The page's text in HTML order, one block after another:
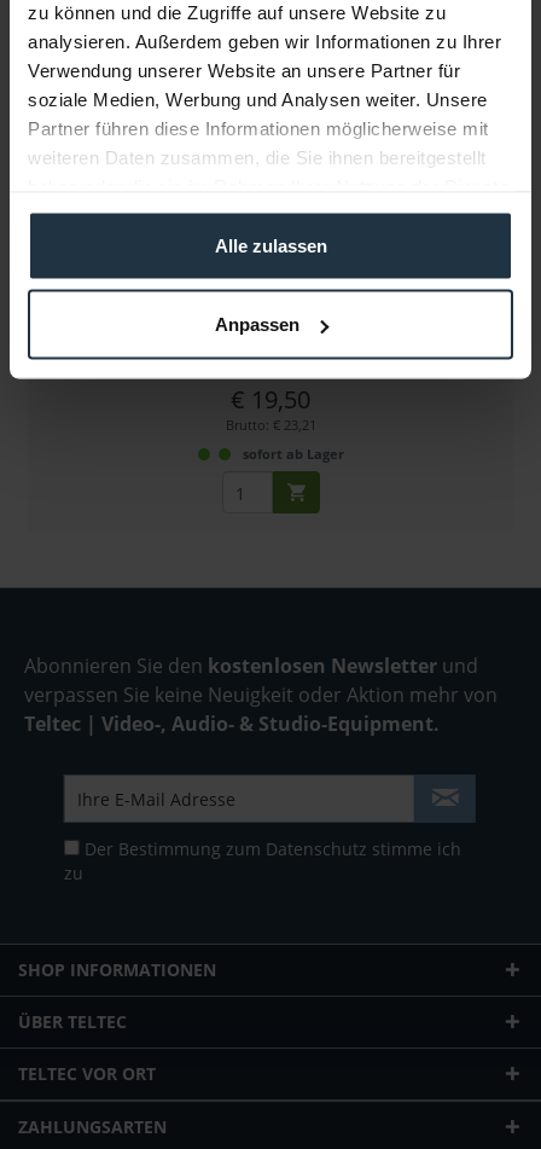
zu können und die Zugriffe auf unsere Website zu
analysieren. Außerdem geben wir Informationen zu Ihrer
Verwendung unserer Website an unsere Partner für
soziale Medien, Werbung und Analysen weiter. Unsere
Partner führen diese Informationen möglicherweise mit
weiteren Daten zusammen, die Sie ihnen bereitgestellt
gesammelt haben.
Alle zulassen
Anpassen
Weitere Artikel von Astera ansehen
Ladekabel für Astera AX5 Ladecase Amptown, 1,5m
€ 19,50
Brutto: € 23,21
sofort ab Lager
Abonnieren Sie den kostenlosen Newsletter und
verpassen Sie keine Neuigkeit oder Aktion mehr von
Teltec | Video-, Audio- & Studio-Equipment.
Der Bestimmung zum Datenschutz stimme ich
zu
SHOP INFORMATIONEN
ÜBER TELTEC
TELTEC VOR ORT
ZAHLUNGSARTEN